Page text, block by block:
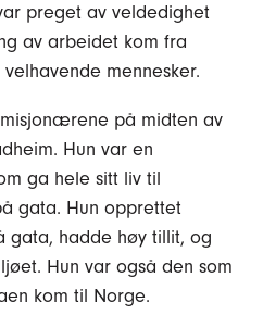
preget av veldedighet
av arbeidet kom fra
mennesker.
på midten av
Hun var en
ga hele sitt liv til
gata. Hun opprettet
gata, hadde høy tillit, og
Hun var også den som
kom til Norge.